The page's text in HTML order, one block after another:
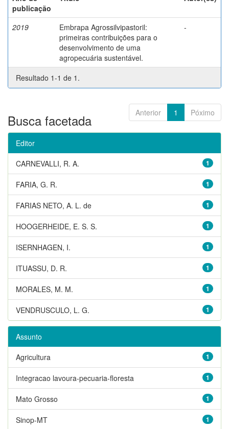
publicação
2019
Embrapa Agrossilvipastoril:
primeiras contribuições para o
desenvolvimento de uma
agropecuária sustentável.
-
Resultado 1-1 de 1.
Anterior 1 Póximo
Busca facetada
Editor
1
CARNEVALLI, R. A.
1
FARIA, G. R.
1
FARIAS NETO, A. L. de
1
HOOGERHEIDE, E. S. S.
1
ISERNHAGEN, I.
1
ITUASSU, D. R.
1
MORALES, M. M.
1
VENDRUSCULO, L. G.
Assunto
1
Agricultura
1
Integracao lavoura-pecuaria-floresta
1
Mato Grosso
1
Sinop-MT